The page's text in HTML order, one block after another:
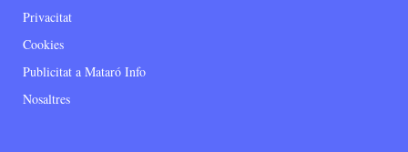
Privacitat
Cookies
Publicitat a Mataró Info
Nosaltres